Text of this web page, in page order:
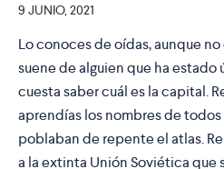
9 JUNIO, 2021
Lo conoces de oídas, aunque
suene de alguien que ha
cuesta saber cuál es la capital.
aprendías los nombres de todos
poblaban de repente el atlas.
a la extinta Unión Soviética que